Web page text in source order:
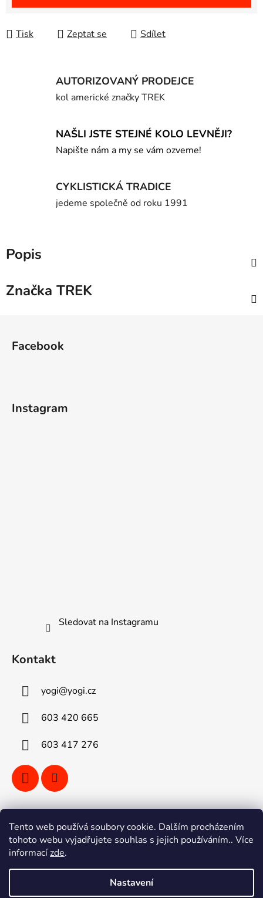
Tento web používá soubory cookie. Dalším procházením
tohoto webu vyjadřujete souhlas s jejich používáním.. Více
informacízde.
Nastavení
Tisk Zeptat se Sdílet
AUTORIZOVANÝ PRODEJCE
kol americké značky TREK
NAŠLI JSTE STEJNÉ KOLO LEVNĚJI?
Napište nám a my se vám ozveme!
CYKLISTICKÁ TRADICE
jedeme společně od roku 1991
Popis
Značka TREK
Facebook
Instagram
Sledovat na Instagramu
Kontakt
yogi@yogi.cz
603 420 665
603 417 276
Vyhledávání